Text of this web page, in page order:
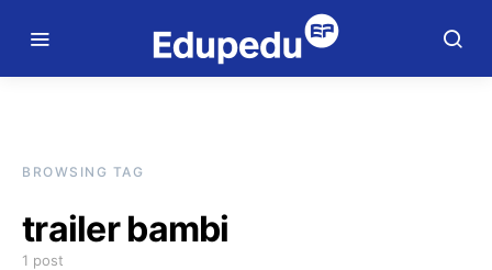
BROWSING TAG
trailer bambi
1 post